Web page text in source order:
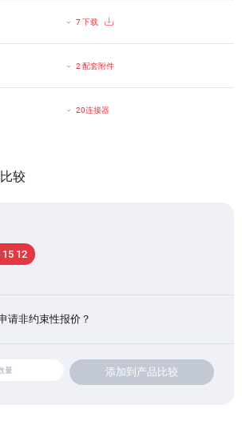
7 下载
2 配套附件
20连接器
较
15 12
请非约束性报价？
添加到产品比较